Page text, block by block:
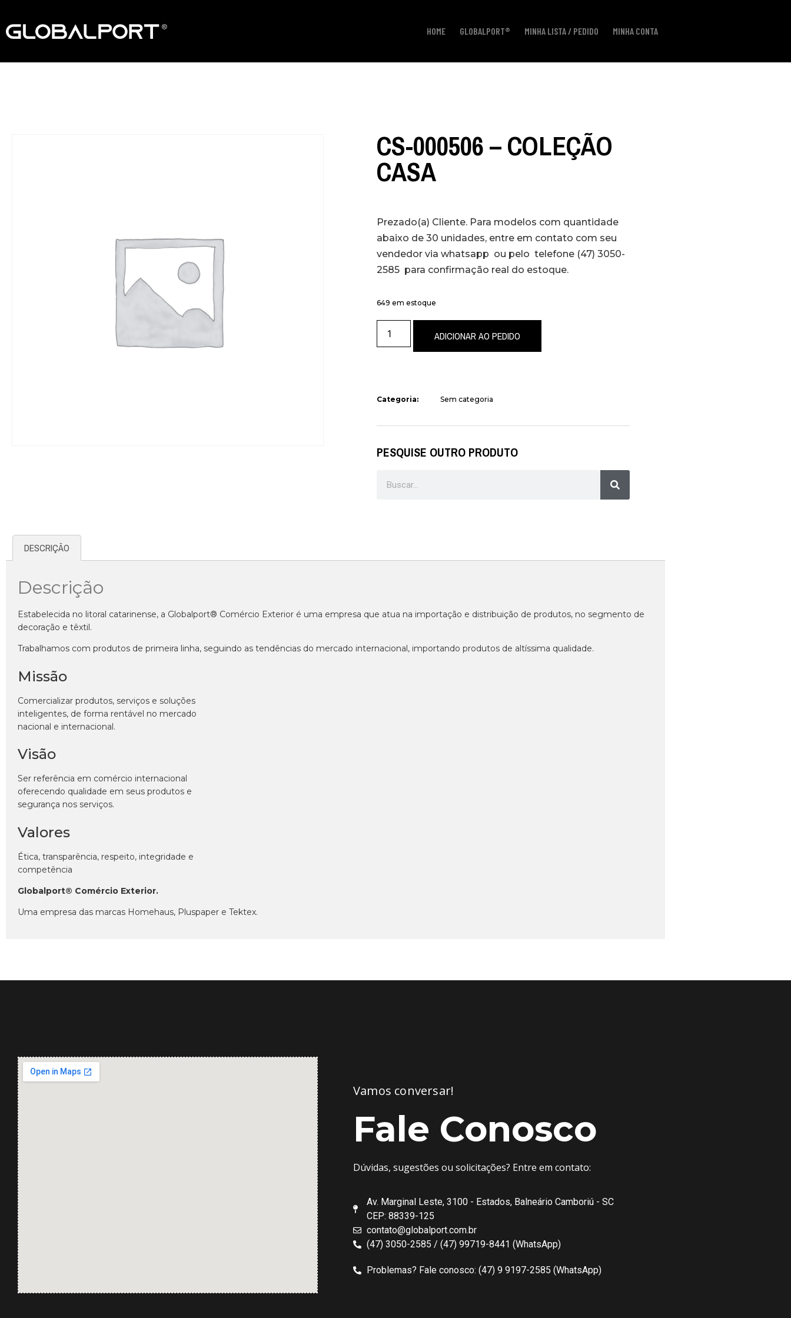
HOME GLOBALPORT® MINHA LISTA / PEDIDO MINHA CONTA
CS-000506 – COLEÇÃO
CASA
Prezado(a) Cliente. Para modelos com quantidade
abaixo de 30 unidades, entre em contato com seu
vendedor via whatsapp ou pelo telefone (47) 3050-
2585 para confirmação real do estoque.
649 em estoque
ADICIONAR AO PEDIDO
Categoria: Sem categoria
PESQUISE OUTRO PRODUTO
DESCRIÇÃO
Descrição
Estabelecida no litoral catarinense, a Globalport® Comércio Exterior é uma empresa que atua na importação e distribuição de produtos, no segmento de
decoração e têxtil.
Trabalhamos com produtos de primeira linha, seguindo as tendências do mercado internacional, importando produtos de altíssima qualidade.
Missão
Comercializar produtos, serviços e soluções
inteligentes, de forma rentável no mercado
nacional e internacional.
Visão
Ser referência em comércio internacional
oferecendo qualidade em seus produtos e
segurança nos serviços.
Valores
Ética, transparência, respeito, integridade e
competência
Globalport® Comércio Exterior.
Uma empresa das marcas Homehaus, Pluspaper e Tektex.
Vamos conversar!
Fale Conosco
Dúvidas, sugestões ou solicitações? Entre em contato:
Av. Marginal Leste, 3100 - Estados, Balneário Camboriú - SC
CEP: 88339-125
contato@globalport.com.br
(47) 3050-2585 / (47) 99719-8441 (WhatsApp)
Problemas? Fale conosco: (47) 9 9197-2585 (WhatsApp)